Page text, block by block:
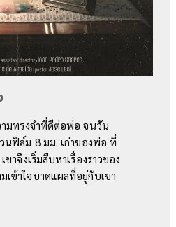
ามทรงจำที่ดีต่อพ่อ จนวัน
ฟิล์ม 8 มม. เก่าของพ่อ ที่
าจึงเริ่มสืบหาเรื่องราวของ
เข้าใจบาดแผลที่อยู่กับเขา